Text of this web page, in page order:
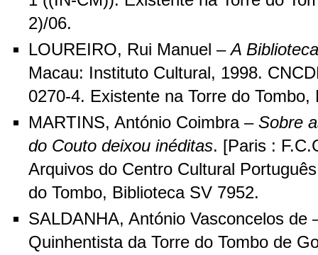
2)/06.
LOUREIRO, Rui Manuel –A
Macau: Instituto Cultural, 1998.
0270-4. Existente na Torre do Tombo,
MARTINS, António Coimbra – Sobre
do Couto deixou inéditas. [Paris :
Arquivos do Centro Cultural
do Tombo, Biblioteca SV 7952.
SALDANHA, António Vasconcelos de
Quinhentista da Torre do Tombo de